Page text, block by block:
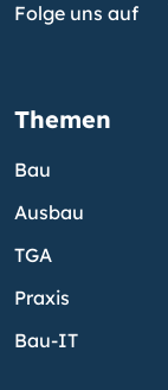
Folge uns auf
Themen
Bau
Ausbau
TGA
Praxis
Bau-IT